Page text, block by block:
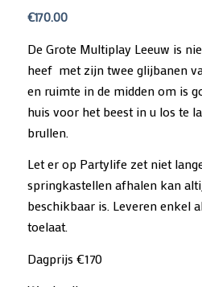
€170.00
De Grote Multiplay Leeuw is
heef met zijn twee glijbanen
en ruimte in de midden om is
huis voor het beest in u los te
brullen.
Let er op Partylife zet niet
springkastellen afhalen kan
beschikbaar is. Leveren enkel
toelaat.
Dagprijs €170